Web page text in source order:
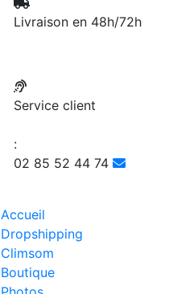
Livraison en 48h/72h
Service client
:
02 85 52 44 74
Accueil
Dropshipping
Climsom
Boutique